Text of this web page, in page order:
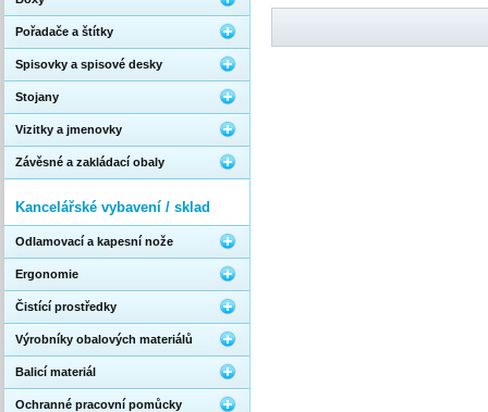
Pořadače a štítky
Spisovky a spisové desky
Stojany
Vizitky a jmenovky
Závěsné a zakládací obaly
Kancelářské vybavení / sklad
Odlamovací a kapesní nože
Ergonomie
Čistící prostředky
Výrobníky obalových materiálů
Balicí materiál
Ochranné pracovní pomůcky